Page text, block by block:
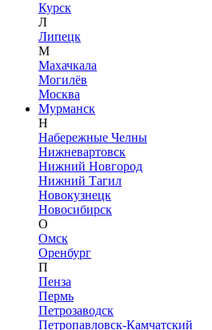
Курск
Л
Липецк
М
Махачкала
Могилёв
Москва
Мурманск
Н
Набережные Челны
Нижневартовск
Нижний Новгород
Нижний Тагил
Новокузнецк
Новосибирск
О
Омск
Оренбург
П
Пенза
Пермь
Петрозаводск
Петропавловск-Камчатский